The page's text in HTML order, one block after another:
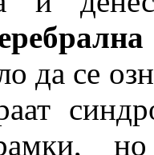
да се